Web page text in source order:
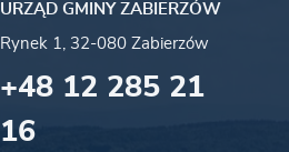
URZĄD GMINY ZABIERZÓW
Rynek 1, 32-080 Zabierzów
+48 12 285 21
16